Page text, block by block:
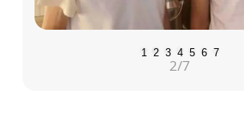
1 2 3 4 5 6 7
2/7